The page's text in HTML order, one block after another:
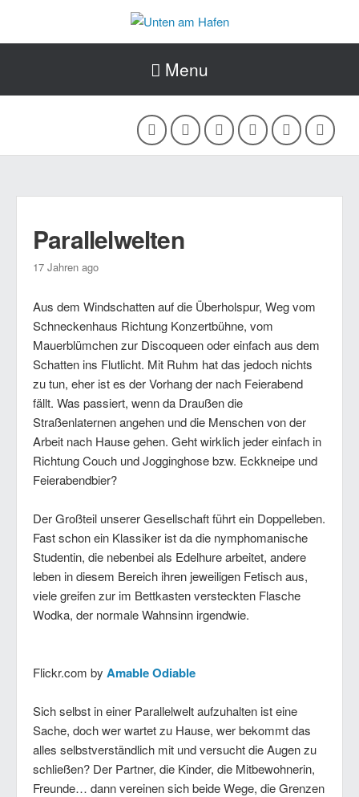
Menu
Parallelwelten
17 Jahren ago
Aus dem Windschatten auf die Überholspur, Weg vom
Schneckenhaus Richtung Konzertbühne, vom
Mauerblümchen zur Discoqueen oder einfach aus dem
Schatten ins Flutlicht. Mit Ruhm hat das jedoch nichts
zu tun, eher ist es der Vorhang der nach Feierabend
fällt. Was passiert, wenn da Draußen die
Straßenlaternen angehen und die Menschen von der
Arbeit nach Hause gehen. Geht wirklich jeder einfach in
Richtung Couch und Jogginghose bzw. Eckkneipe und
Feierabendbier?
Der Großteil unserer Gesellschaft führt ein Doppelleben.
Fast schon ein Klassiker ist da die nymphomanische
Studentin, die nebenbei als Edelhure arbeitet, andere
leben in diesem Bereich ihren jeweiligen Fetisch aus,
viele greifen zur im Bettkasten versteckten Flasche
Wodka, der normale Wahnsinn irgendwie.
Flickr.com by Amable Odiable
Sich selbst in einer Parallelwelt aufzuhalten ist eine
Sache, doch wer wartet zu Hause, wer bekommt das
alles selbstverständlich mit und versucht die Augen zu
schließen? Der Partner, die Kinder, die Mitbewohnerin,
Freunde… dann vereinen sich beide Wege, die Grenzen